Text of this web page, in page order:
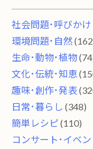
社会問題･呼びかけ
環境問題･自然
生命･動物･植物
文化･伝統･知恵
趣味･創作･発表
日常･暮らし (348)
簡単レシピ (110)
コンサート･イベ